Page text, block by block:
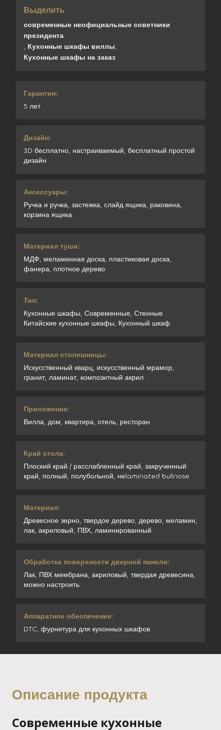
Выделить
современные неофициальные советники
президента
, Кухонные шкафы виллы,
Кухонные шкафы на заказ
Гарантия:
5 лет
Дизайн:
3D бесплатно, настраиваемый, бесплатный простой
дизайн
Аксессуары:
Ручка и ручка, застежка, слайд ящика, раковина,
корзина ящика
Материал туши:
МДФ, меламинная доска, пластиковая доска,
фанера, плотное дерево
Тип:
Кухонные шкафы, Современные, Стенные
Китайские кухонные шкафы, Кухонный шкаф
Материал столешницы:
Искусственный кварц, искусственный мрамор,
гранит, ламинат, композитный акрил
Приложение:
Вилла, дом, квартира, отель, ресторан
Край стола:
Плоский край / расслабленный край, закрученный
край, полный, полубольной, неlaminated bullnose
Материал:
Древесное зерно, твердое дерево, дерево, меламин,
лак, акриловый, ПВХ, ламинированный
Обработка поверхности дверной панели:
Лак, ПВХ мембрана, акриловый, твердая древесина,
можно настроить
Аппаратное обеспечение:
DTC, фурнитура для кухонных шкафов
Описание продукта
Современные кухонные